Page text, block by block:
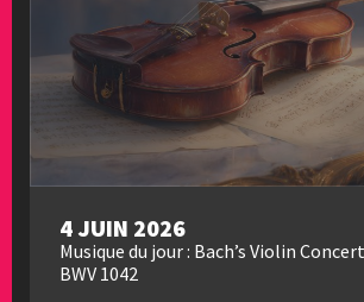
4 JUIN 2026
Musique du jour : Bach’s Violin
BWV 1042